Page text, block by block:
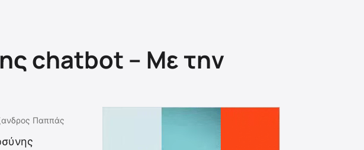
chatbot – Με την
Παππάς